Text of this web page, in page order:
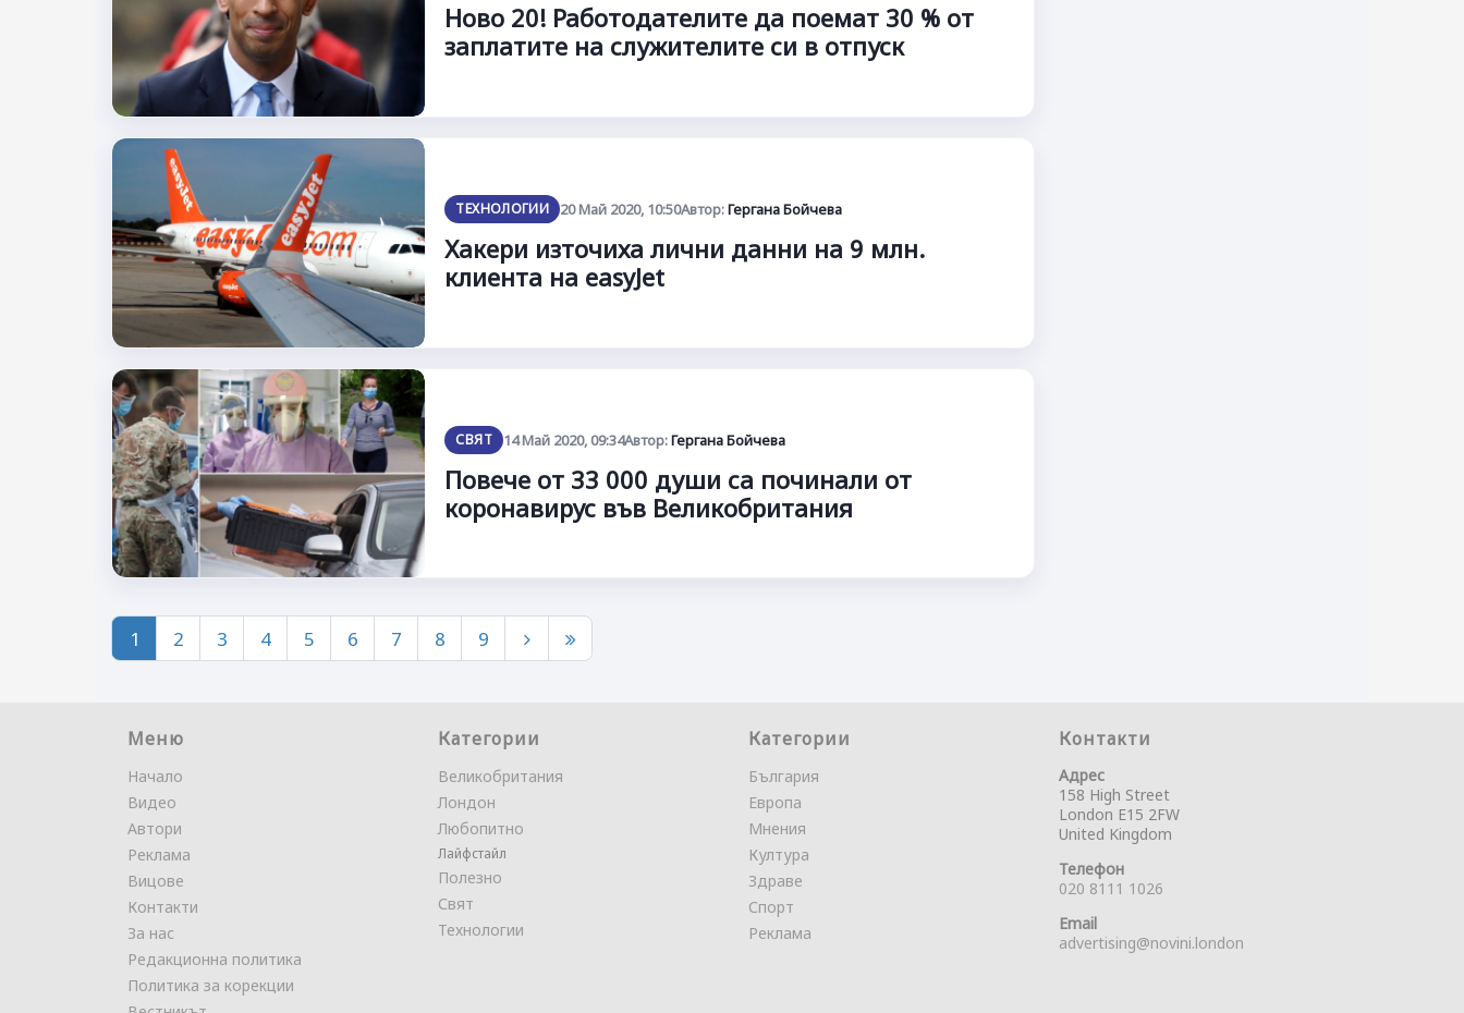
Ново 20! Работодателите да поемат 30 % от
заплатите на служителите си в отпуск
ТЕХНОЛОГИИ 20 Май 2020, 10:50Автор:Гергана Бойчева
Хакери източиха лични данни на 9 млн.
клиента на easyJet
СВЯТ 14 Май 2020, 09:34Автор:Гергана Бойчева
Повече от 33 000 души са починали от
коронавирус във Великобритания
1 2 3 4 5 6 7 8 9
Меню
Начало
Видео
Автори
Реклама
Вицове
Контакти
За нас
Редакционна политика
Политика за корекции
Категории
Великобритания
Лондон
Любопитно
Лайфстайл
Полезно
Свят
Технологии
Категории
България
Европа
Мнения
Култура
Здраве
Спорт
Реклама
Контакти
Адрес
158 High Street
London E15 2FW
United Kingdom
Телефон
020 8111 1026
Email
advertising@novini.london